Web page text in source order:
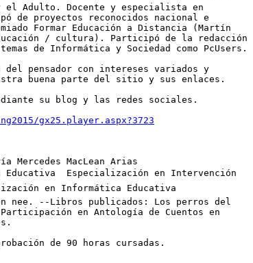
el Adulto. Docente y especialista en
de proyectos reconocidos nacional e
Formar Educación a Distancia (Martín
/ cultura). Participó de la redacción
de Informática y Sociedad como PcUsers.
del pensador con intereses variados y
buena parte del sitio y sus enlaces.
su blog y las redes sociales.
gx25.player.aspx?3723
Mercedes MacLean Arias
 Especialización en Intervención
en Informática Educativa  
nee. --Libros publicados: Los perros del
en Antología de Cuentos en
de 90 horas cursadas.